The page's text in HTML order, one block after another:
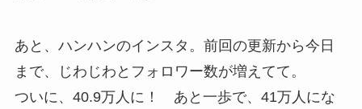
あと、ハンハンのインスタ。前回の更新から今日
まで、じわじわとフォロワー数が増えてて。
ついに、40.9万人に！ あと一歩で、41万人にな